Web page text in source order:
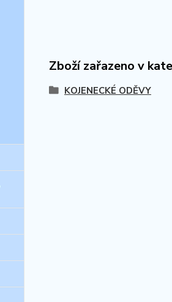
Zboží zařazeno v
KOJENECKÉ ODĚVY